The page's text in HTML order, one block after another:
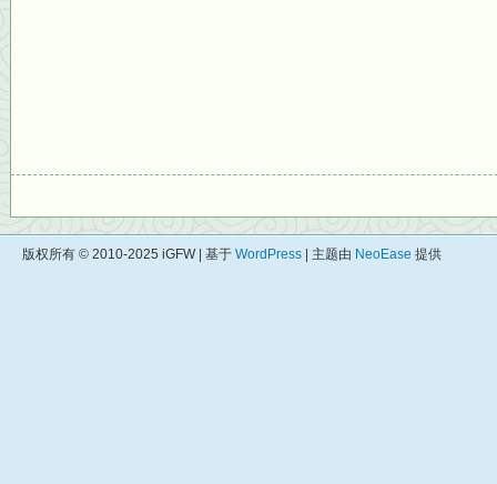
版权所有 © 2010-2025 iGFW | 基于 WordPress | 主题由 NeoEase 提供